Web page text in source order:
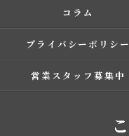
コラム
プライバシーポリシー
営業スタッフ募集中